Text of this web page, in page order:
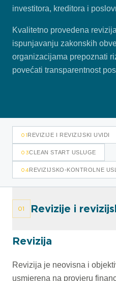
investitora, kreditora i
Kvalitetno provedena
ispunjavanju zakonskih
organizacijama prepoznati
povećati transparentnost
01REVIZIJE I REVIZIJSKI UVIDI
03CLEAN START USLUGE
04REVIZIJSKO-KONTROLNE
01 Revizije i
Revizija
Revizija je neovisna i
usmjerena na provjeru